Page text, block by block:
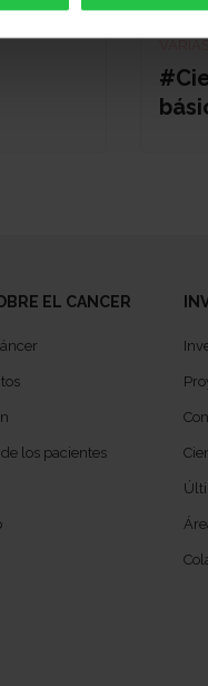
EL CANCER
los pacientes